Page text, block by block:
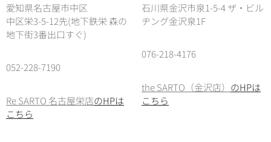
愛知県名古屋市中区
中区栄3-5-12先(地下鉄栄 森の
地下街3番出口すぐ)
052-228-7190
Re SARTO 名古屋栄店のHPは
こちら
石川県金沢市泉1-5-4 ザ・ビル
ヂング金沢泉1F
076-218-4176
the SARTO（金沢店） のHPは
こちら